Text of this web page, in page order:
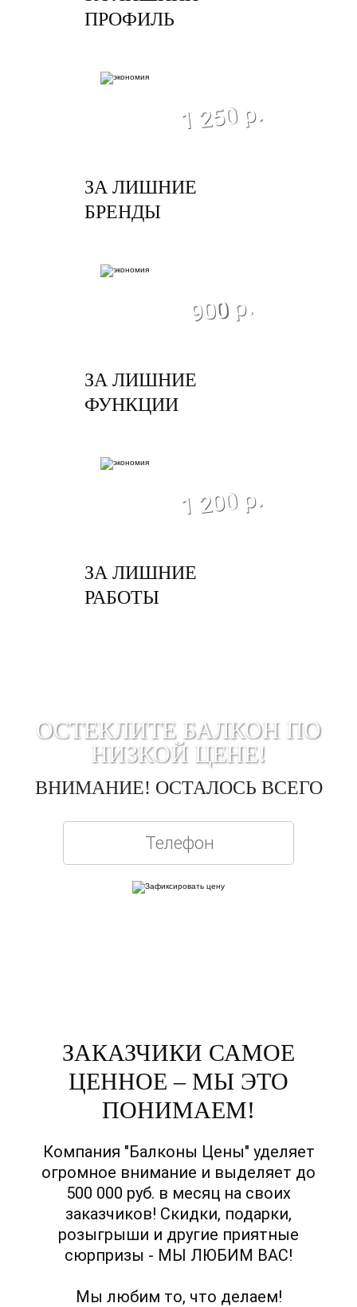
ПРОФИЛЬ
1 250 р.
ЗА ЛИШНИЕ
БРЕНДЫ
900 р.
ЗА ЛИШНИЕ
ФУНКЦИИ
1 200 р.
ЗА ЛИШНИЕ
РАБОТЫ
ОСТЕКЛИТЕ БАЛКОН ПО
НИЗКОЙ ЦЕНЕ!
ВНИМАНИЕ! ОСТАЛОСЬ ВСЕГО
ЗАКАЗЧИКИ САМОЕ
ЦЕННОЕ – МЫ ЭТО
ПОНИМАЕМ!
Компания "Балконы Цены" уделяет
огромное внимание и выделяет до
500 000 руб. в месяц на своих
заказчиков! Скидки, подарки,
розыгрыши и другие приятные
сюрпризы - МЫ ЛЮБИМ ВАС!
Мы любим то, что делаем!